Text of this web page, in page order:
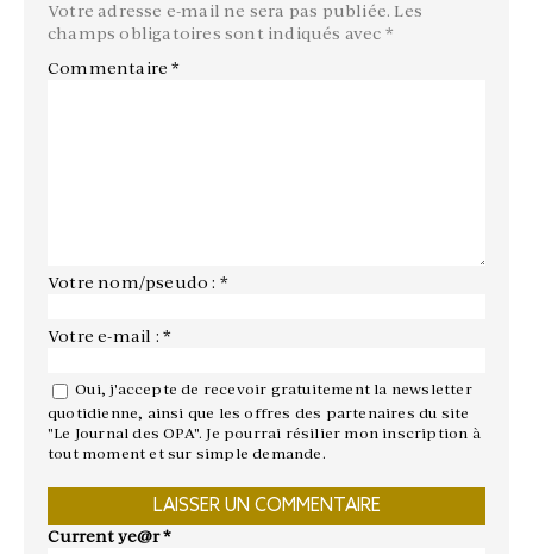
Votre adresse e-mail ne sera pas publiée. Les
champs obligatoires sont indiqués avec *
Commentaire*
Votre nom/pseudo : *
Votre e-mail : *
Oui, j'accepte de recevoir gratuitement la newsletter
quotidienne, ainsi que les offres des partenaires du site
"Le Journal des OPA". Je pourrai résilier mon inscription à
tout moment et sur simple demande.
Current ye@r*